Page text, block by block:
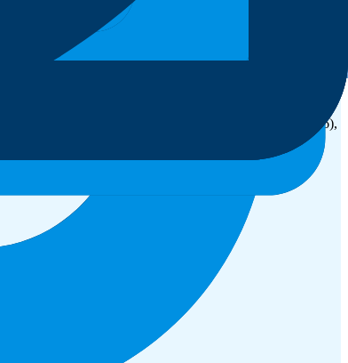
วยความแม่นยำสูงสุด ครอบคลุมกลุ่มเอนไซม์ (EC 1-6),